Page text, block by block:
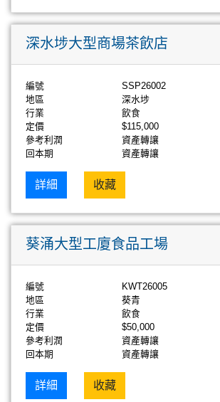
深水埗大型商場茶飲店
編號
SSP26002
地區
深水埗
行業
飲食
定價
$115,000
參考利潤
資產轉讓
回本期
資產轉讓
詳細 收藏
葵涌大型工廈食品工場
編號
KWT26005
地區
葵青
行業
飲食
定價
$50,000
參考利潤
資產轉讓
回本期
資產轉讓
詳細 收藏